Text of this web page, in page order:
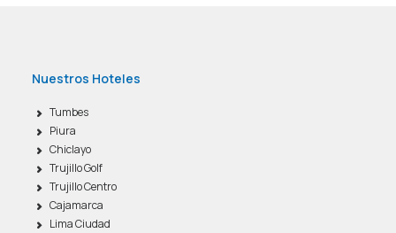
Nuestros Hoteles
Tumbes
Piura
Chiclayo
Trujillo Golf
Trujillo Centro
Cajamarca
Lima Ciudad